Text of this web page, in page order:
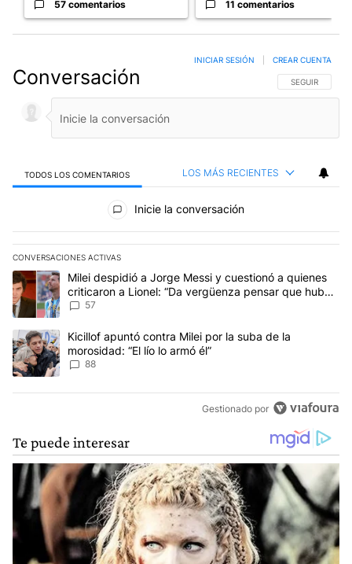
57 comentarios 11 comentarios
Conversación SIGA ESTA
SEGUIR
INICIAR SESIÓN CREAR CUENTA
TODOS LOS COMENTARIOS LOS MÁS RECIENTES
Todos los comentarios
Inicie la conversación
CONVERSACIONES ACTIVAS
Este listado muestra los artículos con más comentarios en los
Un artículo de tendencia con el título "Milei despidió a Jorge
Milei despidió a Jorge Messi y cuestionó a quienes
criticaron a Lionel: “Da vergüenza pensar que hubo
anti-Messi”
57
Un artículo de tendencia con el título "Kicillof apuntó contra Milei
Kicillof apuntó contra Milei por la suba de la
morosidad: “El lío lo armó él”
88
Gestionado por